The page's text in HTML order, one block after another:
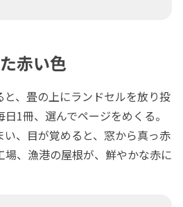
赤い色
、畳の上にランドセルを放り投
1冊、選んでページをめくる。
い、目が覚めると、窓から真っ赤
、漁港の屋根が、鮮やかな赤に